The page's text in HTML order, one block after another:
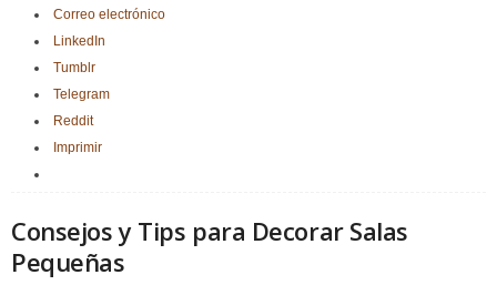
Correo electrónico
LinkedIn
Tumblr
Telegram
Reddit
Imprimir
Consejos y Tips para Decorar Salas
Pequeñas